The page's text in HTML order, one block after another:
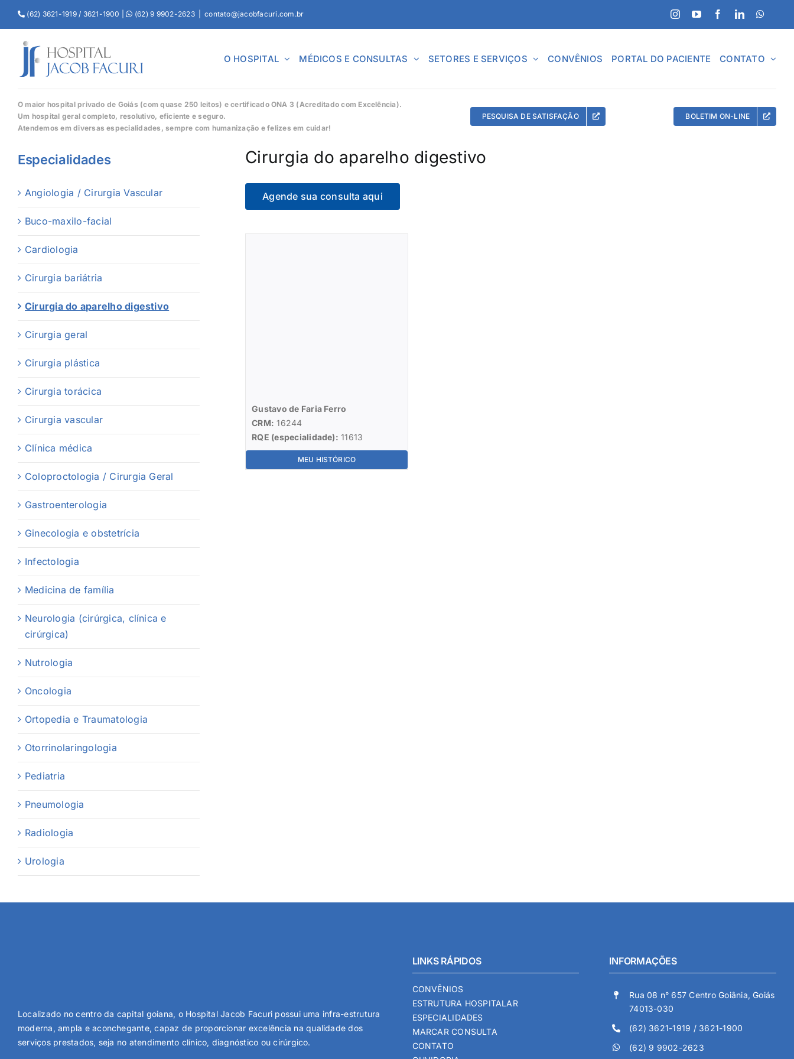
(62) 3621-1919 / 3621-1900 | (62) 9 9902-2623 contato@jacobfacuri.com.br
O HOSPITAL MÉDICOS E CONSULTAS SETORES E SERVIÇOS CONVÊNIOS PORTAL DO PACIENTE CONTATO
O maior hospital privado de Goiás (com quase 250 leitos) e certificado ONA 3 (Acreditado com Excelência).
Um hospital geral completo, resolutivo, eficiente e seguro.
Atendemos em diversas especialidades, sempre com humanização e felizes em cuidar!
PESQUISA DE SATISFAÇÃO BOLETIM ON-LINE
Cirurgia do aparelho digestivo
Agende sua consulta aqui
Gustavo de Faria Ferro
CRM: 16244
RQE (especialidade): 11613
MEU HISTÓRICO
Especialidades
Angiologia / Cirurgia Vascular
Buco-maxilo-facial
Cardiologia
Cirurgia bariátria
Cirurgia do aparelho digestivo
Cirurgia geral
Cirurgia plástica
Cirurgia torácica
Cirurgia vascular
Clínica médica
Coloproctologia / Cirurgia Geral
Gastroenterologia
Ginecologia e obstetrícia
Infectologia
Medicina de família
Neurologia (cirúrgica, clínica e
cirúrgica)
Nutrologia
Oncologia
Ortopedia e Traumatologia
Otorrinolaringologia
Pediatria
Pneumologia
Radiologia
Urologia
Localizado no centro da capital goiana, o Hospital Jacob Facuri possui uma infra-estrutura
moderna, ampla e aconchegante, capaz de proporcionar excelência na qualidade dos
serviços prestados, seja no atendimento clínico, diagnóstico ou cirúrgico.
LINKS RÁPIDOS
CONVÊNIOS
ESTRUTURA HOSPITALAR
ESPECIALIDADES
MARCAR CONSULTA
CONTATO
INFORMAÇÕES
Rua 08 n° 657 Centro Goiânia, Goiás
74013-030
(62) 3621-1919 / 3621-1900
(62) 9 9902-2623